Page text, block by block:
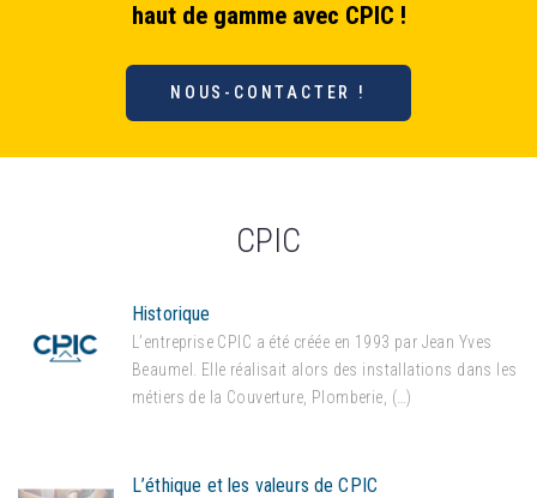
haut de gamme avec CPIC !
NOUS-CONTACTER !
CPIC
Historique
L’entreprise CPIC a été créée en 1993 par Jean Yves
Beaumel. Elle réalisait alors des installations dans les
métiers de la Couverture, Plomberie, (…)
L’éthique et les valeurs de CPIC